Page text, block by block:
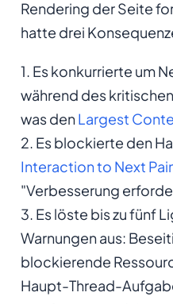
Rendering der Seite
hatte drei
1. Es konkurrierte um
während des
was denLargest
2. Es blockierte den
Interaction to Next
"Verbesserung
3. Es löste bis zu fünf
Warnungen aus:
blockierende
Haupt-Thread-